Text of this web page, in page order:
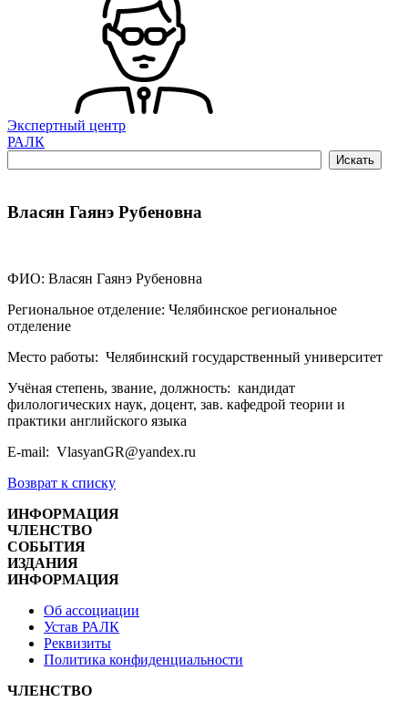
Экспертный центр
РАЛК
Власян Гаянэ Рубеновна
ФИО: Власян Гаянэ Рубеновна
Региональное отделение: Челябинское региональное
отделение
Место работы: Челябинский государственный университет
Учёная степень, звание, должность: кандидат
филологических наук, доцент, зав. кафедрой теории и
практики английского языка
E-mail: VlasyanGR@yandex.ru
Возврат к списку
ИНФОРМАЦИЯ
ЧЛЕНСТВО
СОБЫТИЯ
ИЗДАНИЯ
ИНФОРМАЦИЯ
Об ассоциации
Устав РАЛК
Реквизиты
Политика конфиденциальности
ЧЛЕНСТВО